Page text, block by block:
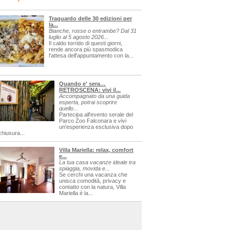
Traguardo delle 30 edizioni per
la...
Bianche, rosse o entrambe? Dal 31
luglio al 5 agosto 2026...
Il caldo torrido di questi giorni,
rende ancora più spasmodica
l'attesa dell'appuntamento con la...
Quando e' sera…
RETROSCENA: vivi il...
Accompagnato da una guida
esperta, potrai scoprire
quello...
Partecipa all'evento serale del
Parco Zoo Falconara e vivi
un'esperienza esclusiva dopo
Villa Mariella: relax, comfort
e...
La tua casa vacanze ideale tra
spiaggia, movida e...
Se cerchi una vacanza che
unisca comodità, privacy e
contatto con la natura, Villa
Mariella è la...